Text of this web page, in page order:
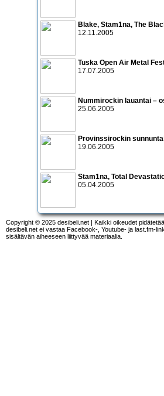
Blake, Stam1na, The
12.11.2005
Tuska Open Air Metal
17.07.2005
Nummirockin lauantai –
25.06.2005
Provinssirockin
19.06.2005
Stam1na, Total
05.04.2005
Copyright © 2025 desibeli.net | Kaikki oikeudet
desibeli.net ei vastaa Facebook-, Youtube- ja last.fm-
sisältävän aiheeseen liittyvää materiaalia.